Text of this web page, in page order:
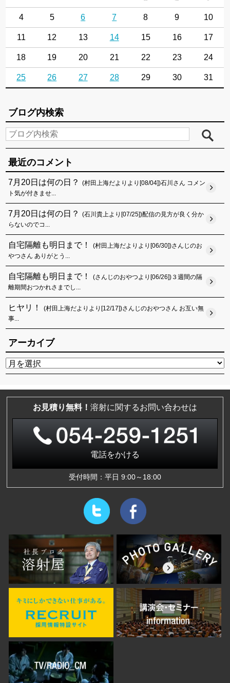
4 5 6 7 8 9 10
11 12 13 14 15 16 17
18 19 20 21 22 23 24
25 26 27 28 29 30 31
ブログ内検索
最近のコメント
7月20日は何の日？
(村田上海だよりより[08/04])石川さん コメン
ト気が付きませ...
7月20日は何の日？
(石川貴上より[07/25])配信の見方が良く分か
らないのでコ...
自宅隔離も明日まで！
(村田上海だよりより[06/30])さんじのお
やつさん ありがとう...
自宅隔離も明日まで！
(さんじのおやつより[06/26])３週間の隔
離期間おつかれさまでし...
ヒヤリ！
(村田上海だよりより[12/17])さんじのおやつさん お互い無
事...
アーカイブ
お見積り無料！ 溶射に関するお問い合わせは
電話をかける
受付時間：平日 9:00～18:00